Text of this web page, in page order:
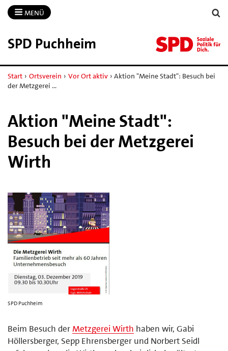
MENÜ
SPD Puchheim
Start › Ortsverein › Vor Ort aktiv › Aktion "Meine Stadt": Besuch bei
der Metzgerei …
Aktion "Meine Stadt":
Besuch bei der Metzgerei
Wirth
SPD Puchheim
Beim Besuch derMetzgerei Wirth haben wir, Gabi
Höllersberger, Sepp Ehrensberger und Norbert Seidl